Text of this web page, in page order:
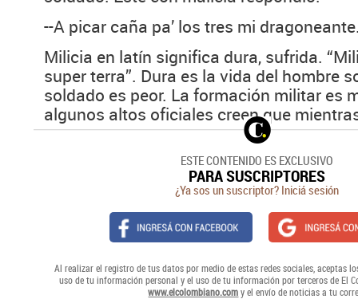
--A picar caña pa’ los tres mi
Milicia en latín significa dura, sufrida.
super terra”. Dura es la vida del hombre
soldado es peor. La formación militar es
algunos altos oficiales creen que
ESTE CONTENIDO ES EXCLUSIVO
PARA SUSCRIPTORES
¿Ya sos un suscriptor? Iniciá sesión
Al realizar el registro de tus datos por medio de estas redes sociales, aceptas
uso de tu información personal y el uso de tu información por terceros de El
www.elcolombiano.comy el envío de noticias a tu